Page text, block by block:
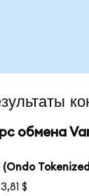
обмена
(Ondo
$